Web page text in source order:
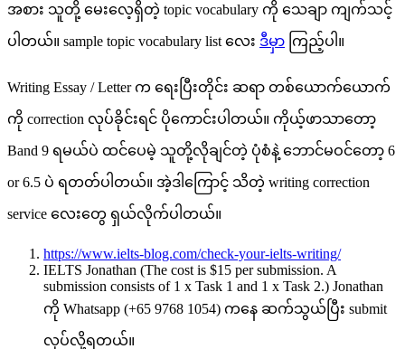
အစား သူတို့ မေးလေ့ရှိတဲ့ topic vocabulary ကို သေချာ ကျက်သင့်
ပါတယ်။ sample topic vocabulary list လေး ဒီမှာ ကြည့်ပါ။
Writing Essay / Letter က ရေးပြီးတိုင်း ဆရာ တစ်ယောက်ယောက်
ကို correction လုပ်ခိုင်းရင် ပိုကောင်းပါတယ်။ ကိုယ့်ဖာသာတော့
Band 9 ရမယ်ပဲ ထင်ပေမဲ့ သူတို့လိုချင်တဲ့ ပုံစံနဲ့ ဘောင်မဝင်တော့ 6
or 6.5 ပဲ ရတတ်ပါတယ်။ အဲ့ဒါကြောင့် သိတဲ့ writing correction
service လေးတွေ ရှယ်လိုက်ပါတယ်။
https://www.ielts-blog.com/check-your-ielts-writing/
IELTS Jonathan (The cost is $15 per submission. A
submission consists of 1 x Task 1 and 1 x Task 2.) Jonathan
ကို Whatsapp (+65 9768 1054) ကနေ ဆက်သွယ်ပြီး submit
လုပ်လို့ရတယ်။